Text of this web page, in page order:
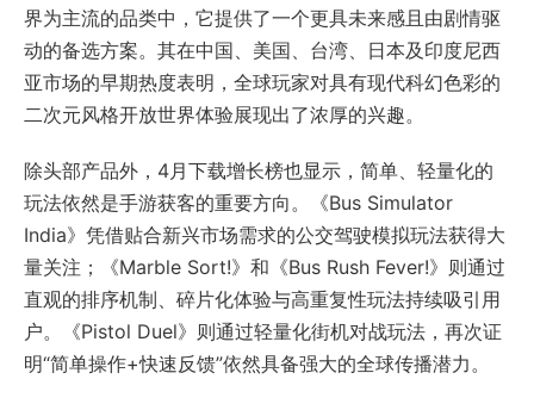
界为主流的品类中，它提供了一个更具未来感且由剧情驱
动的备选方案。其在中国、美国、台湾、日本及印度尼西
亚市场的早期热度表明，全球玩家对具有现代科幻色彩的
二次元风格开放世界体验展现出了浓厚的兴趣。
除头部产品外，4月下载增长榜也显示，简单、轻量化的
玩法依然是手游获客的重要方向。《Bus Simulator
India》凭借贴合新兴市场需求的公交驾驶模拟玩法获得大
量关注；《Marble Sort!》和《Bus Rush Fever!》则通过
直观的排序机制、碎片化体验与高重复性玩法持续吸引用
户。《Pistol Duel》则通过轻量化街机对战玩法，再次证
明“简单操作+快速反馈”依然具备强大的全球传播潜力。